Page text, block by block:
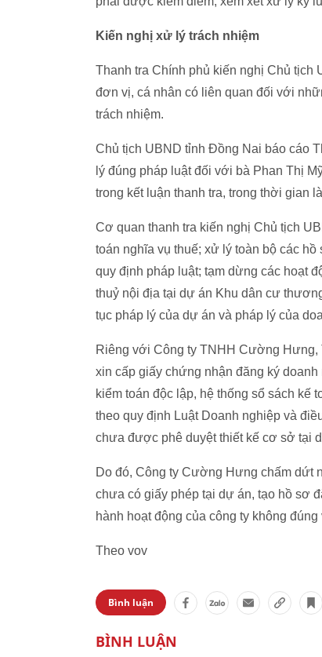
Kiến nghị xử lý trách nhiệm
Thanh tra Chính phủ kiến nghị Chủ tịch
đơn vị, cá nhân có liên quan đối với
trách nhiệm.
Chủ tịch UBND tỉnh Đồng Nai báo cáo
lý đúng pháp luật đối với bà Phan Thị
trong kết luận thanh tra, trong thời gian
Cơ quan thanh tra kiến nghị Chủ tịch
toán nghĩa vụ thuế; xử lý toàn bộ các
quy định pháp luật; tạm dừng các hoạt
thuỷ nội địa tại dự án Khu dân cư
tục pháp lý của dự án và pháp lý của
Riêng với Công ty TNHH Cường Hưng,
xin cấp giấy chứng nhận đăng ký
kiểm toán độc lập, hệ thống sổ sách kế
theo quy định Luật Doanh nghiệp và
chưa được phê duyệt thiết kế cơ sở tại
Do đó, Công ty Cường Hưng chấm dứt
chưa có giấy phép tại dự án, tạo hồ sơ
hành hoạt động của công ty không
Theo vov
Bình luận